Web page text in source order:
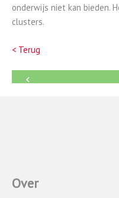
onderwijs niet kan bieden.
clusters.
< Terug
←
Over